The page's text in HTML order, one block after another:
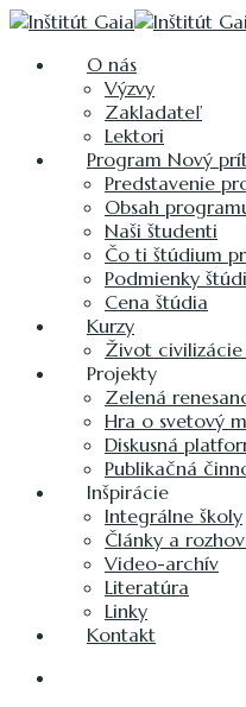
O nás
Výzvy
Zakladateľ
Lektori
Program Nový
Predstavenie
Obsah
Naši študenti
Čo ti štúdium
Podmienky
Cena štúdia
Kurzy
Život
Projekty
Zelená
Hra o svetový
Diskusná
Publikačná
Inšpirácie
Integrálne školy
Články a
Video-archív
Literatúra
Linky
Kontakt